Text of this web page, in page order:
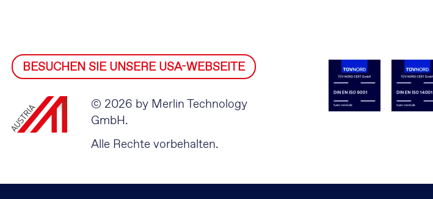
BESUCHEN SIE UNSERE USA-WEBSEITE
© 2026 by Merlin Technology
GmbH.
Alle Rechte vorbehalten.